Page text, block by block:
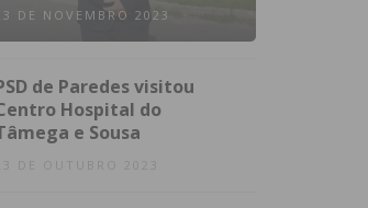
DE NOVEMBRO 2023
de Paredes visitou
Hospital do
e Sousa
23 DE OUTUBRO 2023